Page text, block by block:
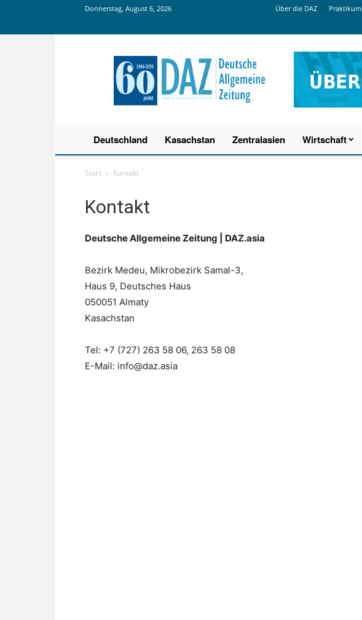
Donnerstag, August 6, 2026 Über die DAZ Praktikum
Deutsche
Allgemeine
Zeitung
Deutschland Kasachstan Zentralasien Wirtschaft
Start Kontakt
Kontakt
Deutsche Allgemeine Zeitung | DAZ.asia
Bezirk Medeu, Mikrobezirk Samal-3,
Haus 9, Deutsches Haus
050051 Almaty
Kasachstan
Tel: +7 (727) 263 58 06, 263 58 08
E-Mail: info@daz.asia